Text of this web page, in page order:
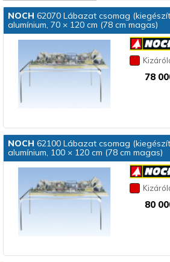
NOCH 62070 Lábazat csomag
alumínium, 70 × 120 cm (78 cm magas)
78
NOCH 62100 Lábazat csomag
alumínium, 100 × 120 cm (78 cm magas)
80